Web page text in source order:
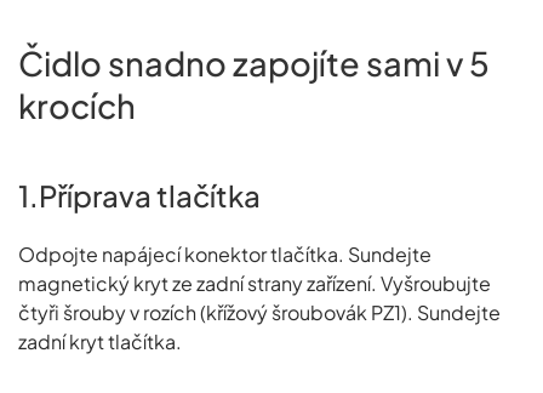
Čidlo snadno zapojíte sami v 5
krocích
1.Příprava tlačítka
Odpojte napájecí konektor tlačítka. Sundejte
magnetický kryt ze zadní strany zařízení. Vyšroubujte
čtyři šrouby v rozích (křížový šroubovák PZ1). Sundejte
zadní kryt tlačítka.